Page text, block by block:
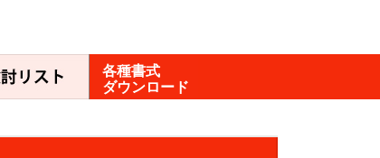
各種書式
ダウンロード